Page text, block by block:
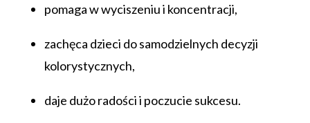
pomaga w wyciszeniu i koncentracji,
zachęca dzieci do samodzielnych decyzji
kolorystycznych,
daje dużo radości i poczucie sukcesu.